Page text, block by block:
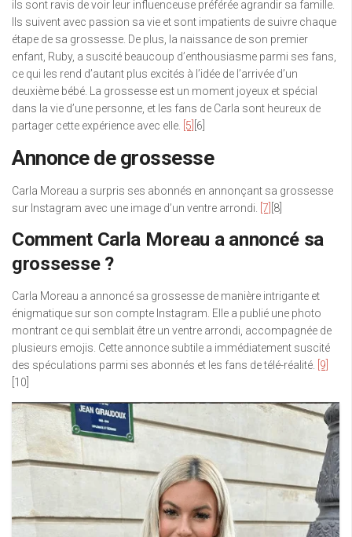
ils sont ravis de voir leur influenceuse préférée agrandir sa famille.
Ils suivent avec passion sa vie et sont impatients de suivre chaque
étape de sa grossesse. De plus, la naissance de son premier
enfant, Ruby, a suscité beaucoup d’enthousiasme parmi ses fans,
ce qui les rend d’autant plus excités à l’idée de l’arrivée d’un
deuxième bébé. La grossesse est un moment joyeux et spécial
dans la vie d’une personne, et les fans de Carla sont heureux de
partager cette expérience avec elle.
[5] [6]
Annonce de grossesse
Carla Moreau a surpris ses abonnés en annonçant sa grossesse
sur Instagram avec une image d’un ventre arrondi.
[7] [8]
Comment Carla Moreau a annoncé sa
grossesse ?
Carla Moreau a annoncé sa grossesse de manière intrigante et
énigmatique sur son compte Instagram. Elle a publié une photo
montrant ce qui semblait être un ventre arrondi, accompagnée de
plusieurs emojis. Cette annonce subtile a immédiatement suscité
des spéculations parmi ses abonnés et les fans de télé-réalité.
[9]
[10]